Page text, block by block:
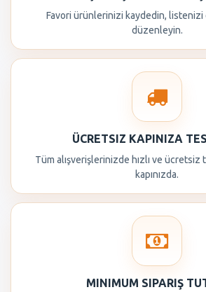
Favori ürünlerinizi kaydedin,
düzenleyin.
ÜCRETSIZ KAPINIZA
Tüm alışverişlerinizde hızlı ve ücretsiz
kapınızda.
MINIMUM SIPARIŞ